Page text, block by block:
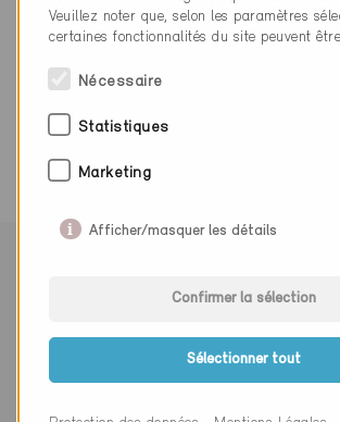
Veuillez noter que, selon les paramètres
certaines fonctionnalités du site peuvent
Nécessaire
Statistiques
Marketing
Afficher/masquer les détails
Confirmer la sélection
Sélectionner tout